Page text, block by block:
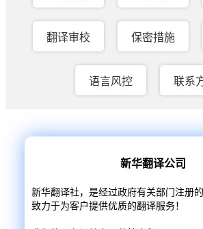
翻译审校 保密措施
语言风控 联系
新华翻译公司
新华翻译社，是经过政府有关部门注册
致力于为客户提供优质的翻译服务！